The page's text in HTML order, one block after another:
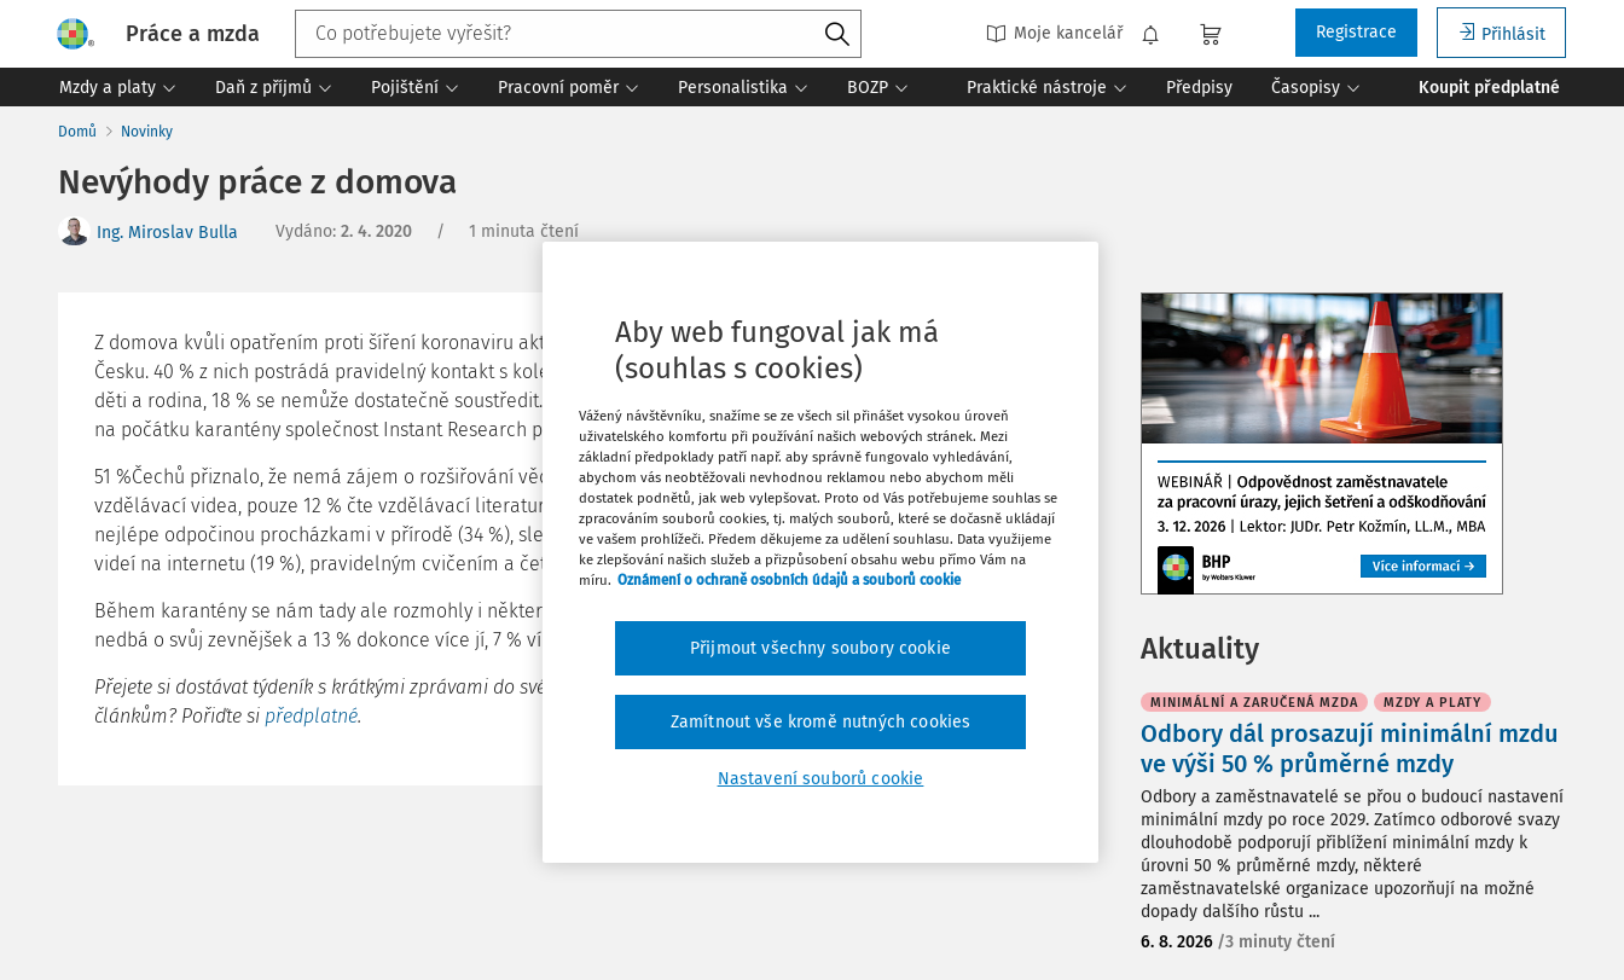
Práce a mzda Moje kancelář Přihlásit
Registrace
Mzdy a platy Daň z příjmů Pojištění Pracovní poměr Personalistika BOZP Praktické nástroje Předpisy Časopisy Koupit předplatné
Domů Novinky
Nevýhody práce z domova
Ing. Miroslav Bulla Vydáno: 2. 4. 2020 / 1 minuta čtení
Z domova kvůli opatřením proti šíření koronaviru aktuálně pracuje 35 % zaměstnanců v
Česku. 40 % z nich postrádá pravidelný kontakt s kolegy, 26 % uvádí, že je při práci doma ruší
děti a rodina, 18 % se nemůže dostatečně soustředit. Vyplývá to z průzkumu, který provedla
na počátku karantény společnost Instant Research pro sázkovou společnost Sazka.
51 %Čechů přiznalo, že nemá zájem o rozšiřování vědomostí během karantény, 19 % sleduje
vzdělávací videa, pouze 12 % čte vzdělávací literaturu, 10 % se učí jazyky. Od práce si lidé
nejlépe odpočinou procházkami v přírodě (34 %), sledováním televize (23 %), sledováním
videí na internetu (19 %), pravidelným cvičením a četbou (oboje 10 %).
Během karantény se nám tady ale rozmohly i některé nešvary, 34 % lidí je lenivých, 23 % jich
nedbá o svůj zevnějšek a 13 % dokonce více jí, 7 % více kouří a 6 % pije více alkoholu.
Přejete si dostávat týdeník s krátkými zprávami do svého e-mailu či plný přístup k souvisejícím
článkům? Pořiďte si předplatné.
Stáhnout
Tisknout
Sdílet
Aktuality
MINIMÁLNÍ A ZARUČENÁ MZDA MZDY A PLATY
Odbory dál prosazují minimální mzdu
ve výši 50 % průměrné mzdy
Odbory a zaměstnavatelé se přou o budoucí nastavení
minimální mzdy po roce 2029. Zatímco odborové svazy
dlouhodobě podporují přiblížení minimální mzdy k
úrovni 50 % průměrné mzdy, některé
zaměstnavatelské organizace upozorňují na možné
dopady dalšího růstu ...
6. 8. 2026 /3 minuty čtení
Aby web fungoval jak má
(souhlas s cookies)
Vážený návštěvníku, snažíme se ze všech sil přinášet vysokou úroveň
uživatelského komfortu při používání našich webových stránek. Mezi
základní předpoklady patří např. aby správně fungovalo vyhledávání,
abychom vás neobtěžovali nevhodnou reklamou nebo abychom měli
dostatek podnětů, jak web vylepšovat. Proto od Vás potřebujeme souhlas se
zpracováním souborů cookies, tj. malých souborů, které se dočasně ukládají
ve vašem prohlížeči. Předem děkujeme za udělení souhlasu. Data využijeme
ke zlepšování našich služeb a přizpůsobení obsahu webu přímo Vám na
míru. Oznámení o ochraně osobních údajů a souborů cookie
Nastavení souborů cookie
Zamítnout vše kromě nutných cookies
Přijmout všechny soubory cookie